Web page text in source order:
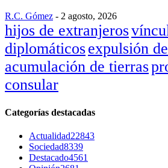
R.C. Gómez - 2 agosto, 2026
hijos de extranjeros
diplomáticosexpulsión
acumulación de tierras
consular
Categorías destacadas
Actualidad22843
Sociedad8339
Destacado4561